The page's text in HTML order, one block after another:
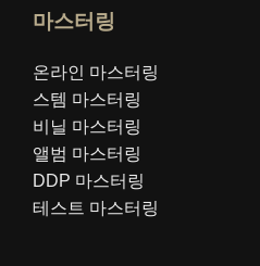
마스터링
온라인 마스터링
스템 마스터링
비닐 마스터링
앨범 마스터링
DDP 마스터링
테스트 마스터링